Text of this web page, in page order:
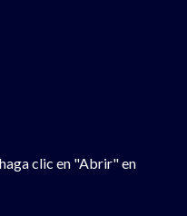
clic en "Abrir" en